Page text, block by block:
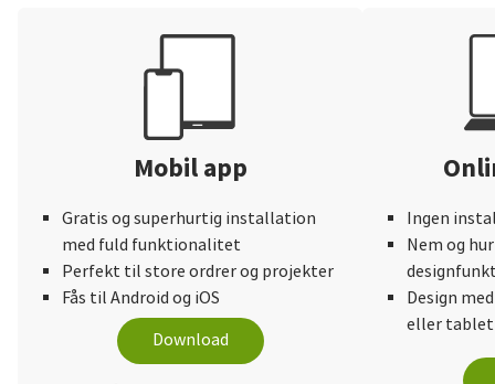
Mobil app
Gratis og superhurtig installation
med fuld funktionalitet
Perfekt til store ordrer og projekter
Fås til Android og iOS
Download
Ingen
Nem og
Design
eller tablet